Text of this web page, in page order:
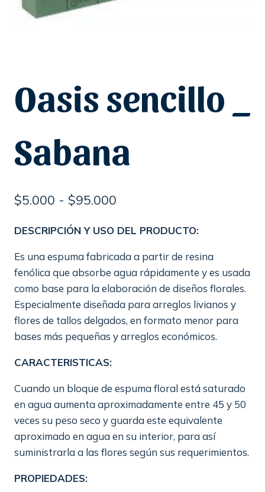
Oasis sencillo _
Sabana
$5.000 - $95.000
precios:
desde
$5.000
hasta
$95.000
DESCRIPCIÓN Y USO DEL PRODUCTO:
Es una espuma fabricada a partir de resina
fenólica que absorbe agua rápidamente y es usada
como base para la elaboración de diseños florales.
Especialmente diseñada para arreglos livianos y
flores de tallos delgados, en formato menor para
bases más pequeñas y arreglos económicos.
CARACTERISTICAS:
Cuando un bloque de espuma floral está saturado
en agua aumenta aproximadamente entre 45 y 50
veces su peso seco y guarda este equivalente
aproximado en agua en su interior, para así
suministrarla a las flores según sus requerimientos.
PROPIEDADES: